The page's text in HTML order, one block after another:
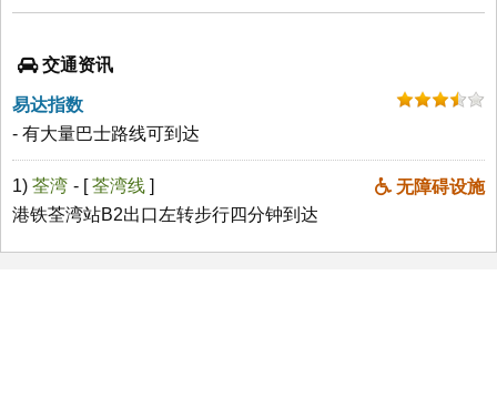
交通资讯
易达指数
- 有大量巴士路线可到达
1) 荃湾 无障碍设施
- [荃湾线 ]
港铁荃湾站B2出口左转步行四分钟到达